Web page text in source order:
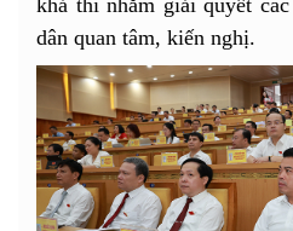
dân quan tâm, kiến nghị.